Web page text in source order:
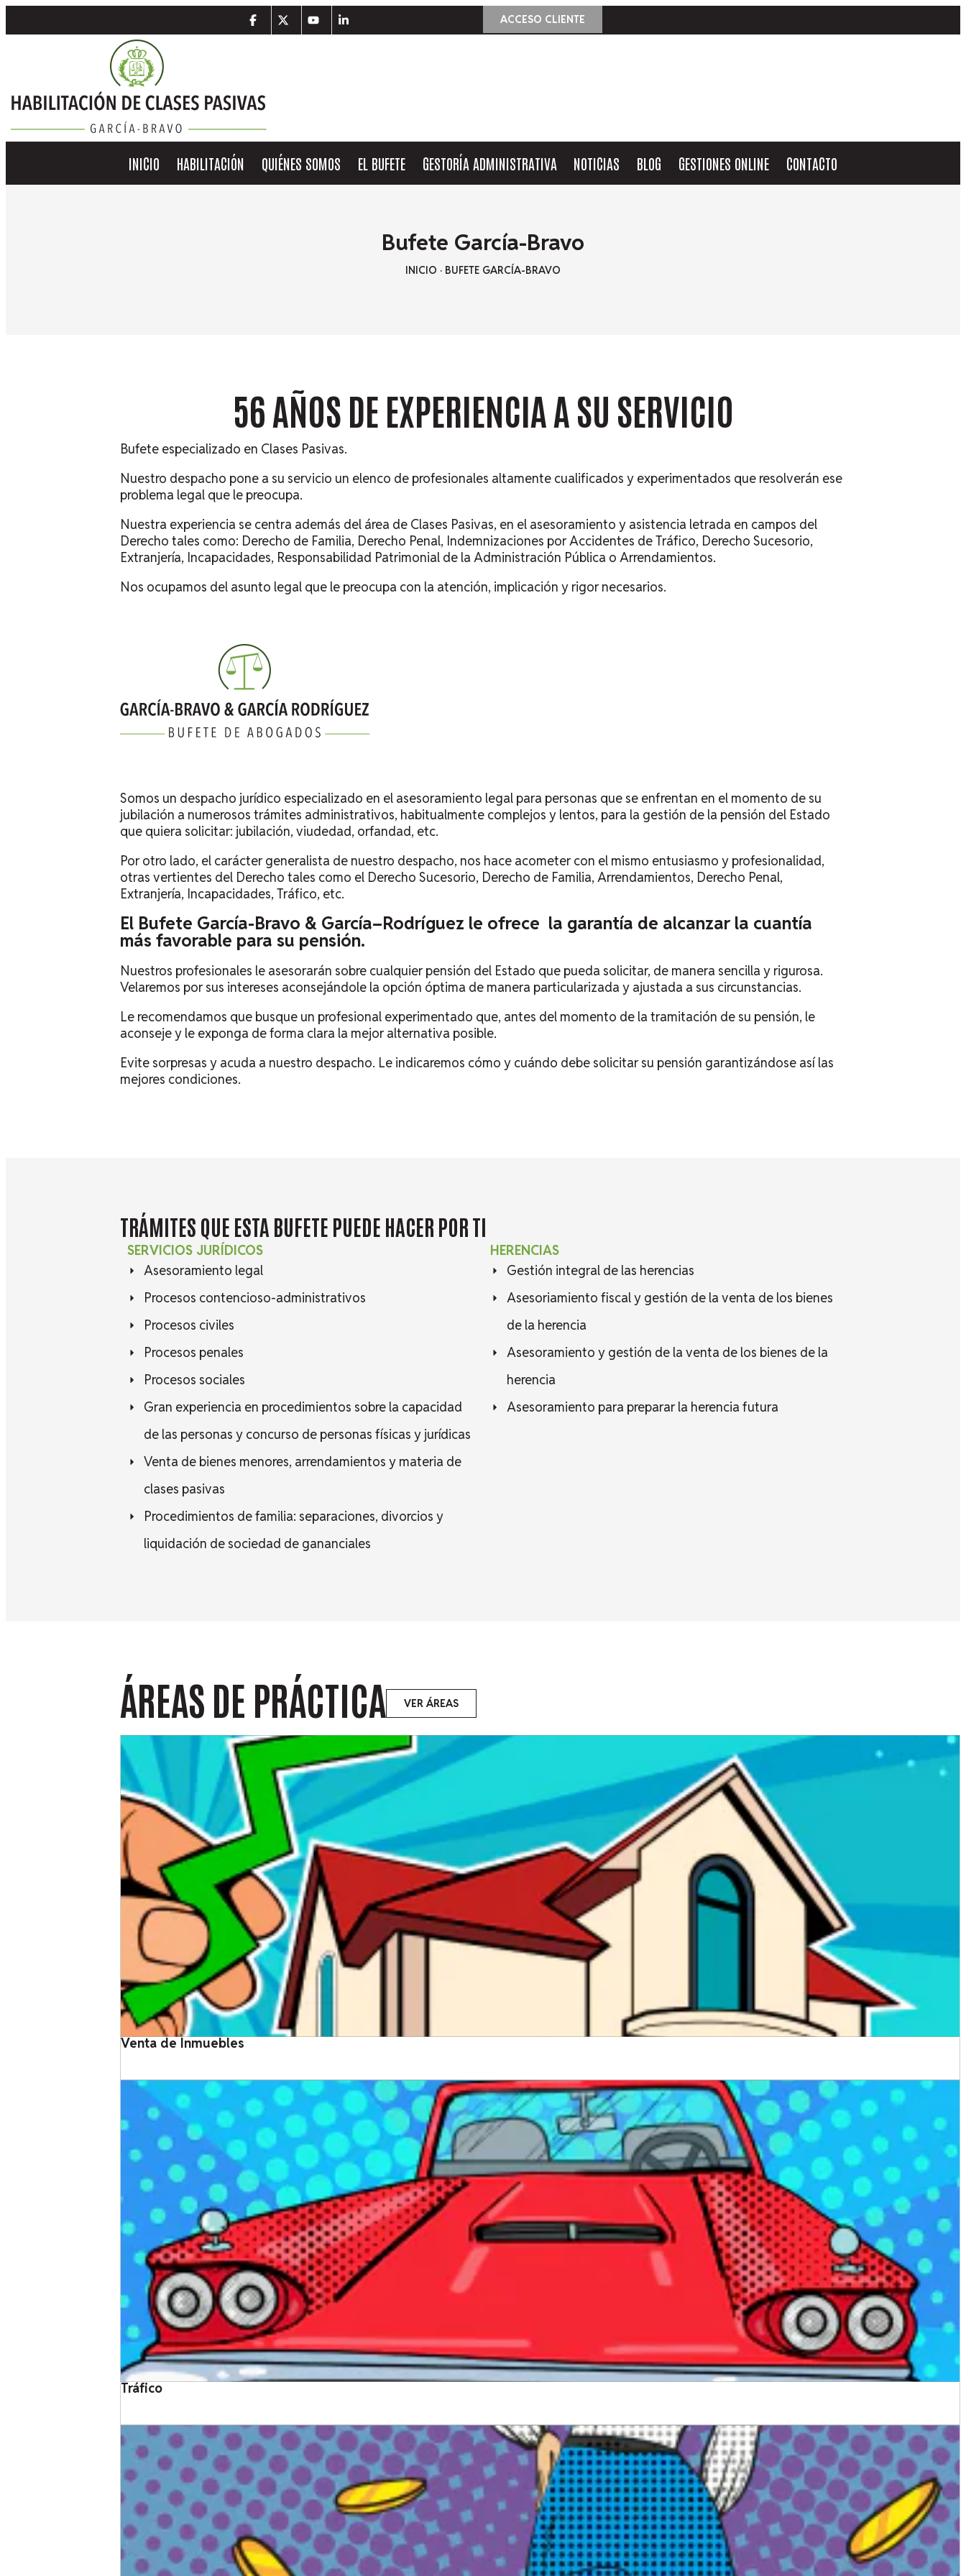
ACCESO CLIENTE
INICIO HABILITACIÓN QUIÉNES SOMOS EL BUFETE GESTORÍA ADMINISTRATIVA NOTICIAS BLOG GESTIONES ONLINE CONTACTO
Bufete García-Bravo
INICIO · BUFETE GARCÍA-BRAVO
56 AÑOS DE EXPERIENCIAA SU SERVICIO
Bufete especializado en Clases Pasivas.
Nuestro despacho pone a su servicio un elenco de profesionales altamente cualificados y experimentados que resolverán ese
problema legal que le preocupa.
Nuestra experiencia se centra además del área de Clases Pasivas, en el asesoramiento y asistencia letrada en campos del
Derecho tales como: Derecho de Familia, Derecho Penal, Indemnizaciones por Accidentes de Tráfico, Derecho Sucesorio,
Extranjería, Incapacidades, Responsabilidad Patrimonial de la Administración Pública o Arrendamientos.
Nos ocupamos del asunto legal que le preocupa con la atención, implicación y rigor necesarios.
Somos un despacho jurídico especializado en el asesoramiento legal para personas que se enfrentan en el momento de su
jubilación a numerosos trámites administrativos, habitualmente complejos y lentos, para la gestión de la pensión del Estado
que quiera solicitar: jubilación, viudedad, orfandad, etc.
Por otro lado, el carácter generalista de nuestro despacho, nos hace acometer con el mismo entusiasmo y profesionalidad,
otras vertientes del Derecho tales como el Derecho Sucesorio, Derecho de Familia, Arrendamientos, Derecho Penal,
Extranjería, Incapacidades, Tráfico, etc.
El Bufete García-Bravo & García–Rodríguez le ofrece la garantía de alcanzar la cuantía
más favorable para su pensión.
Nuestros profesionales le asesorarán sobre cualquier pensión del Estado que pueda solicitar, de manera sencilla y rigurosa.
Velaremos por sus intereses aconsejándole la opción óptima de manera particularizada y ajustada a sus circunstancias.
Le recomendamos que busque un profesional experimentado que, antes del momento de la tramitación de su pensión, le
aconseje y le exponga de forma clara la mejor alternativa posible.
Evite sorpresas y acuda a nuestro despacho. Le indicaremos cómo y cuándo debe solicitar su pensión garantizándose así las
mejores condiciones.
TRÁMITES QUE ESTA BUFETE PUEDE HACER POR TI
SERVICIOS JURÍDICOS
Asesoramiento legal
Procesos contencioso-administrativos
Procesos civiles
Procesos penales
Procesos sociales
Gran experiencia en procedimientos sobre la capacidad
de las personas y concurso de personas físicas y jurídicas
Venta de bienes menores, arrendamientos y materia de
clases pasivas
Procedimientos de familia: separaciones, divorcios y
liquidación de sociedad de gananciales
HERENCIAS
Gestión integral de las herencias
Asesoriamiento fiscal y gestión de la venta de los bienes
de la herencia
Asesoramiento y gestión de la venta de los bienes de la
herencia
Asesoramiento para preparar la herencia futura
ÁREAS DE PRÁCTICA VER ÁREAS
Venta de Inmuebles
Tráfico